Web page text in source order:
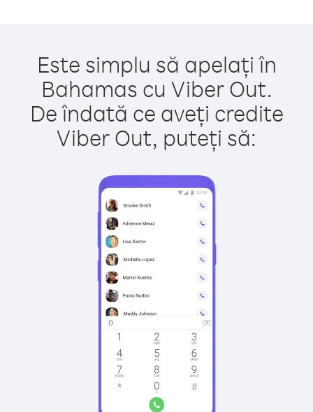
Este simplu să apelați în
Bahamas cu Viber Out.
De îndată ce aveți credite
Viber Out, puteți să: